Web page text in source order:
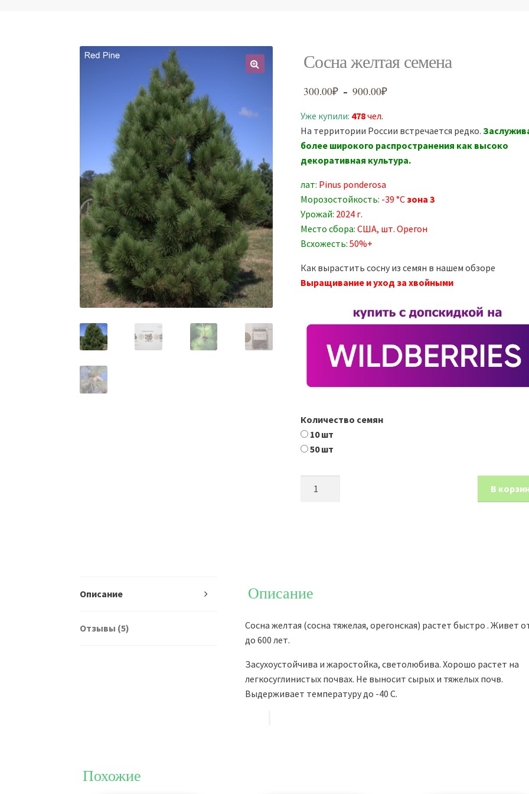
Сосна желтая семена
300.00₽ – 900.00₽
–
900.00₽
Уже купили: 478чел.
На территории России встречается редко.
более широкого распространения как высоко
декоративная культура.
лат: Pinus ponderosa
Морозостойкость: -39 °C зона 3
Урожай: 2024 г.
Место сбора: США, шт. Орегон
Всхожесть: 50%+
Как вырастить сосну из семян в нашем обзоре
Выращивание и уход за хвойными
Количество семян
10 шт
50 шт
В
Описание
Отзывы (5)
Описание
Сосна желтая (сосна тяжелая, орегонская) растет быстро . Живет
до 600 лет.
Засухоустойчива и жаростойка, светолюбива. Хорошо растет на
легкосуглинистых почвах. Не выносит сырых и тяжелых почв.
Выдерживает температуру до -40 С.
Похожие